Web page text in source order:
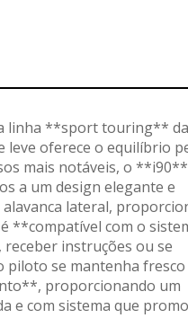
linha **sport touring** da
leve oferece o equilíbrio
mais notáveis, o **i90**
a um design elegante e
lateral,
**compatível com o
instruções ou se
se mantenha fresco
proporcionando um
e com sistema que